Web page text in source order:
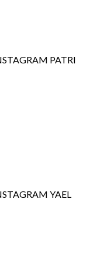
PATRI
YAEL